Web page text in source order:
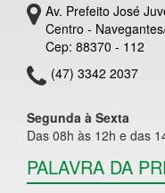
Av. Prefeito José
Centro -
Cep: 88370 - 112
(47) 3342 2037
Segunda à Sexta
Das 08h às 12h e das
PALAVRA DA